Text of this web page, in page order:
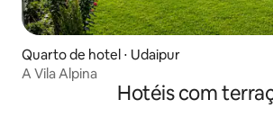
Quarto de hotel ⋅ Udaipur
A Vila Alpina
Hotéis com